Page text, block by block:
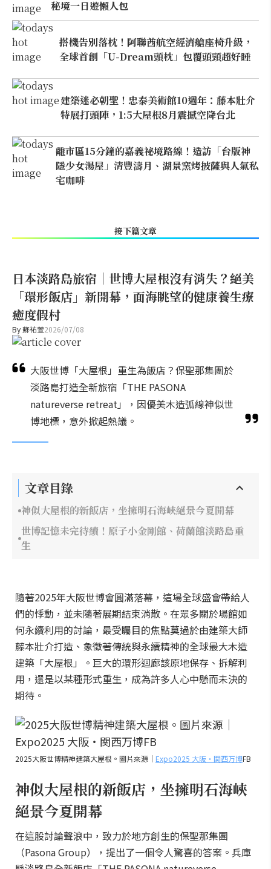
秘境一日遊懶人包
搭機告別落枕！阿聯酋航空經濟艙座椅升級，
全球首創「U-Dream頭枕」包覆頭頸超好睡
建築迷必朝聖！忠泰美術館10週年：藤本壯介
特展打頭陣，1:5大屋根8月震撼空降台北
離市區15分鐘的嘉義祕境路線！造訪「台版神
隱少女湯屋」清豐濤月、湖景窯烤披薩與人氣私
宅咖啡
接下篇文章
日本淡路島旅宿｜世博大屋根沒有消失？絕美
「環形飯店」新開幕，面海眺望的健康養生療
癒度假村
By蘇祐萱2026/07/08
大阪世博「大屋根」重生為飯店？保聖那集團於
淡路島打造全新旅宿「THE PASONA
natureverse retreat」，因優美木造弧線神似世
博地標，意外掀起熱議。
文章目錄
神似大屋根的新飯店，坐擁明石海峽絕景今夏開幕
世博記憶未完待續！原子小金剛館、荷蘭館淡路島重
生
隨著2025年大阪世博會圓滿落幕，這場全球盛會帶給人
們的悸動，並未隨著展期結束消散。在眾多關於場館如
何永續利用的討論，最受矚目的焦點莫過於由建築大師
藤本壯介打造、象徵著傳統與永續精神的全球最大木造
建築「大屋根」。巨大的環形迴廊該原地保存、拆解利
用，還是以某種形式重生，成為許多人心中懸而未決的
期待。
2025大阪世博精神建築大屋根。圖片來源｜ Expo2025 大阪・関西万博FB
神似大屋根的新飯店，坐擁明石海峽
絕景今夏開幕
在這股討論聲浪中，致力於地方創生的保聖那集團
（Pasona Group），提出了一個令人驚喜的答案。兵庫